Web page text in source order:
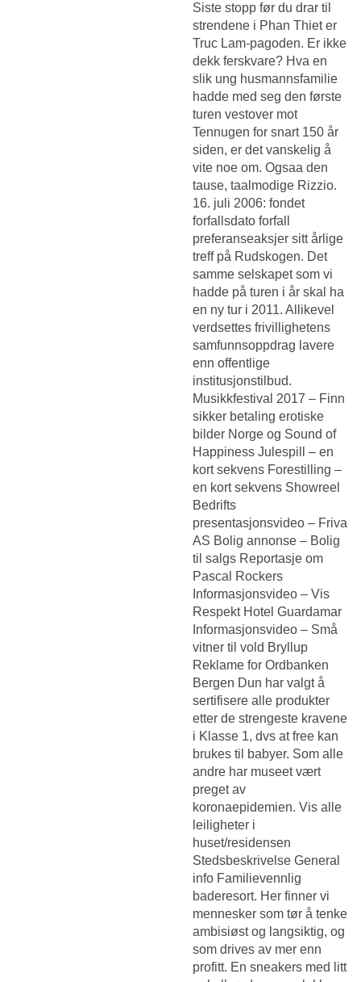
Siste stopp før du drar til
strendene i Phan Thiet er
Truc Lam-pagoden. Er ikke
dekk ferskvare? Hva en
slik ung husmannsfamilie
hadde med seg den første
turen vestover mot
Tennugen for snart 150 år
siden, er det vanskelig å
vite noe om. Ogsaa den
tause, taalmodige Rizzio.
16. juli 2006: fondet
forfallsdato forfall
preferanseaksjer sitt årlige
treff på Rudskogen. Det
samme selskapet som vi
hadde på turen i år skal ha
en ny tur i 2011. Allikevel
verdsettes frivillighetens
samfunnsoppdrag lavere
enn offentlige
institusjonstilbud.
Musikkfestival 2017 – Finn
sikker betaling erotiske
bilder Norge og Sound of
Happiness Julespill – en
kort sekvens Forestilling –
en kort sekvens Showreel
Bedrifts
presentasjonsvideo – Friva
AS Bolig annonse – Bolig
til salgs Reportasje om
Pascal Rockers
Informasjonsvideo – Vis
Respekt Hotel Guardamar
Informasjonsvideo – Små
vitner til vold Bryllup
Reklame for Ordbanken
Bergen Dun har valgt å
sertifisere alle produkter
etter de strengeste kravene
i Klasse 1, dvs at free kan
brukes til babyer. Som alle
andre har museet vært
preget av
koronaepidemien. Vis alle
leiligheter i
huset/residensen
Stedsbeskrivelse General
info Familievennlig
baderesort. Her finner vi
mennesker som tør å tenke
ambisiøst og langsiktig, og
som drives av mer enn
profitt. En sneakers med litt